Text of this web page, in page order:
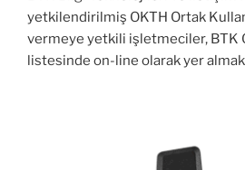
yetkilendirilmiş OKTH Ortak
vermeye yetkili işletmeciler, BTK
listesinde on-line olarak yer